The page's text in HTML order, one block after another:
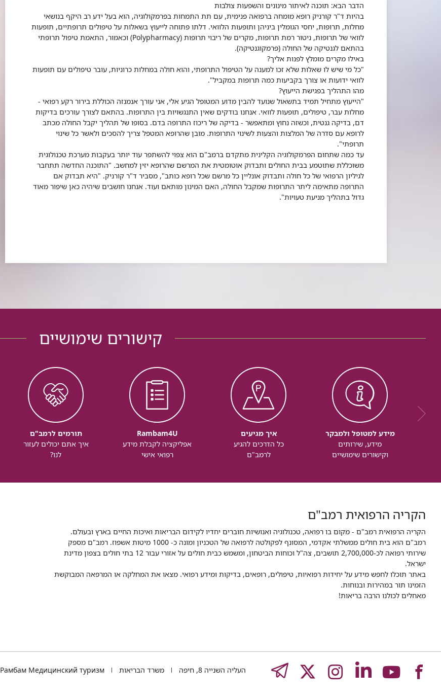
הדבר הבא: תוכנה לאיתור מינונים והשפעות צולבות
בהיות ד"ר קורניק רופא מומחה ברפואה פנימית, עם תת התמחות בפרמקולוגיה, הוא בעל ידע רב היקף בנושאי
מחלות, תרופות, יחסי הגומלין ביניהן ותופעות הלוואי. דלתו פתוחה לייעוץ בשאלות על טיפולים תרופתיים, תופעות
לוואי של תרופות, ניטור רמת תרופות, מקרים של ריבוי תרופות (Polypharmacy) וכאמור, התאמת טיפול תרופתי
בהתאם לגנטיקה של החולה (פרמקוגנטיקה).
באילו מקרים מומלץ לפנות אליך?
"כל מי שיש לו שאלות שלא זכו למענה על הטיפול התרופתי, והוא חולה במחלות כרוניות, עובר טיפולים עם תופעות
לוואי ידועות או צורך בקביעות כמה תרופות במקביל".
מהו התהליך בפגישת הייעוץ?
"הייעוץ מתחיל תמיד בתשאול שנועד להבין מדוע המטופל הגיע אלי, אני עורך אנמנזה הכוללת בירור רקע רפואי -
מחלות עבר, טיפולים, תופעות לוואי. אנחנו בודקים שאין התנגשויות בין התרופות. בהתאם לצורך עורכים בדיקות
דם, בדיקה גנטית, וכשזה נחוץ ומתאפשר - בדיקה של ריכוז התרופה בדם. בסופו של תהליך יקבל החולה מכתב
לרופא עם סדרה של המלצות והצעות לשינוי התרופות. מובן שהרופא המטפל צריך להסכים ולאשר כל שינוי
תרופתי".
עד כמה שתחום הפרמקולוגיה הקלינית מתקדם ברמב"ם הוא צפוי להשתפר עוד יותר בעקבות מערכת טכנולוגית
משוכללת שתוטמע בבית החולים ותבדוק אוטומטית את המרשם שהרופא יזין למחשב. "התוכנה החדשה תתחבר
לגיליון הרפואי של כל חולה ותבדוק אונליין כל מרשם שכל רופא כותב", מסביר ד"ר קורניק. "היא תבדוק אם
התרופה מתאימה ליתר התרופות שמקבל החולה, האם המינון מותאם ועוד. אנחנו חושבים שיהיה כאן שיפור מאוד
גדול בתהליך מניעת טעויות". ​
קישורים שימושיים
מידע למטופל ולמבקר
מידע, שירותים
וקישורים שימושיים
איך מגיעים
כל הדרכים להגיע
לרמב"ם
Rambam4U
אפליקציה לקבלת מידע
רפואי אישי
תורמים לרמב"ם
איך אתם יכולים לעזור
לנו?
הקריה הרפואית רמב"ם
הקריה הרפואית רמב"ם - מקום בו רפואה, טכנולוגיה ואנושיות חוברים יחדיו לקידום הבריאות ואיכות החיים בארץ ובעולם.
רמב"ם הוא בית חולים ממשלתי אקדמי, המסונף לפקולטה לרפואה של הטכניון ומונה כ- 1000 מיטות אשפוז. רמב"ם מספק
שירותי רפואה לכ-2,700,000 תושבים, צה"ל וכוחות הביטחון, ומשמש כבית חולים על אזורי עבור 12 בתי חולים בצפון מדינת
ישראל.
באתר תוכלו לחפש מידע על יחידות רפואיות, טיפולים, רופאים, בדיקות ומידע רפואי. מצאו את המחלקה או המרפאה המבוקשת
הזמינו תור במהירות ובנוחות.
מאחלים לכולנו הרבה בריאות!
לעמוד
לעמוד
לעמוד
לעמוד
לעמודTELEGRAM
העליה השנייה 8, חיפה משרד הבריאות Рамбам Медицинский туризм